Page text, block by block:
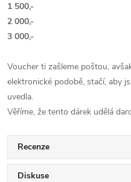
1 500,-
2 000,-
3 000,-
Voucher ti zašleme poštou,
elektronické podobě, stačí, aby
uvedla.
Věříme, že tento dárek udělá
Recenze
Diskuse